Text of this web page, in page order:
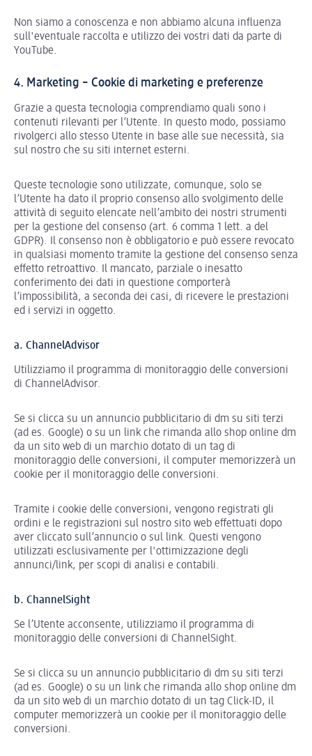
Non siamo a conoscenza e non abbiamo alcuna influenza
sull'eventuale raccolta e utilizzo dei vostri dati da parte di
YouTube.
4. Marketing – Cookie di marketing e preferenze
Grazie a questa tecnologia comprendiamo quali sono i
contenuti rilevanti per l’Utente. In questo modo, possiamo
rivolgerci allo stesso Utente in base alle sue necessità, sia
sul nostro che su siti internet esterni.
Queste tecnologie sono utilizzate, comunque, solo se
l’Utente ha dato il proprio consenso allo svolgimento delle
attività di seguito elencate nell’ambito dei nostri strumenti
per la gestione del consenso (art. 6 comma 1 lett. a del
GDPR). Il consenso non è obbligatorio e può essere revocato
in qualsiasi momento tramite la gestione del consenso senza
effetto retroattivo. Il mancato, parziale o inesatto
conferimento dei dati in questione comporterà
l’impossibilità, a seconda dei casi, di ricevere le prestazioni
ed i servizi in oggetto.
a. ChannelAdvisor
Utilizziamo il programma di monitoraggio delle conversioni
di ChannelAdvisor.
Se si clicca su un annuncio pubblicitario di dm su siti terzi
(ad es. Google) o su un link che rimanda allo shop online dm
da un sito web di un marchio dotato di un tag di
monitoraggio delle conversioni, il computer memorizzerà un
cookie per il monitoraggio delle conversioni.
Tramite i cookie delle conversioni, vengono registrati gli
ordini e le registrazioni sul nostro sito web effettuati dopo
aver cliccato sull’annuncio o sul link. Questi vengono
utilizzati esclusivamente per l'ottimizzazione degli
annunci/link, per scopi di analisi e contabili.
b. ChannelSight
Se l’Utente acconsente, utilizziamo il programma di
monitoraggio delle conversioni di ChannelSight.
Se si clicca su un annuncio pubblicitario di dm su siti terzi
(ad es. Google) o su un link che rimanda allo shop online dm
da un sito web di un marchio dotato di un tag Click-ID, il
computer memorizzerà un cookie per il monitoraggio delle
conversioni.